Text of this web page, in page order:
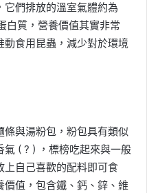
們排放的溫室氣體約為
白質，營養價值其實非常
食用昆蟲，減少對於環境
條與湯粉包，粉包具有類似
( ? ) ，標榜吃起來與一般
上自己喜歡的配料即可食
值，包含鐵、鈣、鋅、維